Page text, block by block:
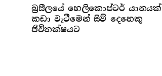
බ්‍රසීලයේ හෙලිකොප්ටර් යානයක්
කඩා වැටීමෙන් සිව් දෙනෙකු
ජිවිතක්ෂයට